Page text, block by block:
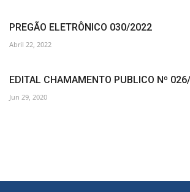
PREGÃO ELETRÔNICO 030/2022
Abril 22, 2022
EDITAL CHAMAMENTO PUBLICO Nº
Jun 29, 2020